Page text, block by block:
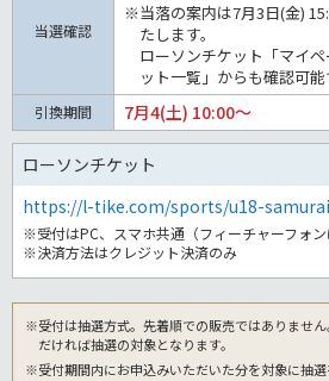
当選確認
※当落の案内は7月3日(金)
たします。
ローソンチケット「マイ
ット一覧」からも確認可能
引換期間 7月4(土) 10:00～
ローソンチケット
https://l-tike.com/sports/u18-
※受付はPC、スマホ共通（フィーチャーフォン
※決済方法はクレジット決済のみ
※受付は抽選方式。先着順での販売ではありませ
だければ抽選の対象となります。
※受付期間内にお申込みいただいた分を対象に抽選